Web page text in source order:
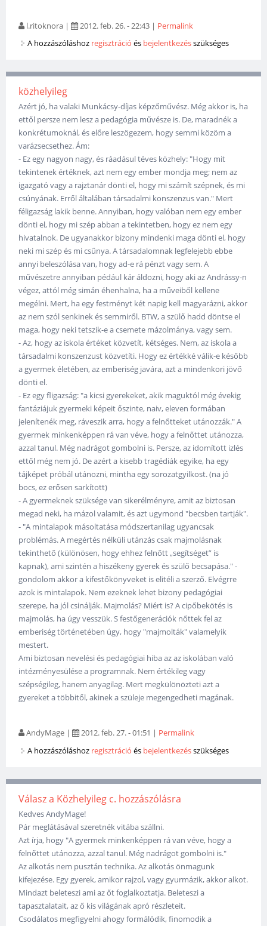
l.ritoknora | 2012. feb. 26. - 22:43 | Permalink
A hozzászóláshoz regisztráció és bejelentkezésszükséges
közhelyileg
Azért jó, ha valaki Munkácsy-díjas képzőművész. Még akkor is, ha
ettől persze nem lesz a pedagógia művésze is. De, maradnék a
konkrétumoknál, és előre leszögezem, hogy semmi közöm a
varázsecsethez. Ám:
- Ez egy nagyon nagy, és ráadásul téves közhely: "Hogy mit
tekintenek értéknek, azt nem egy ember mondja meg; nem az
igazgató vagy a rajztanár dönti el, hogy mi számít szépnek, és mi
csúnyának. Erről általában társadalmi konszenzus van." Mert
féligazság lakik benne. Annyiban, hogy valóban nem egy ember
dönti el, hogy mi szép abban a tekintetben, hogy ez nem egy
hivatalnok. De ugyanakkor bizony mindenki maga dönti el, hogy
neki mi szép és mi csűnya. A társadalomnak legfelejebb ebbe
annyi beleszólása van, hogy ad-e rá pénzt vagy sem. A
művészetre annyiban pédául kár áldozni, hogy aki az Andrássy-n
végez, attól még simán éhenhalna, ha a műveiből kellene
megélni. Mert, ha egy festményt két napig kell magyarázni, akkor
az nem szól senkinek és semmiről. BTW, a szülő hadd döntse el
maga, hogy neki tetszik-e a csemete mázolmánya, vagy sem.
- Az, hogy az iskola értéket közvetít, kétséges. Nem, az iskola a
társadalmi konszenzust közvetíti. Hogy ez értékké válik-e később
a gyermek életében, az emberiség javára, azt a mindenkori jövő
dönti el.
- Ez egy fligazság: "a kicsi gyerekeket, akik maguktól még évekig
fantáziájuk gyermeki képeit őszinte, naiv, eleven formában
jelenítenék meg, ráveszik arra, hogy a felnőtteket utánozzák." A
gyermek minkenképpen rá van véve, hogy a felnőttet utánozza,
azzal tanul. Még nadrágot gombolni is. Persze, az idomított izlés
ettől még nem jó. De azért a kisebb tragédiák egyike, ha egy
tájképet próbál utánozni, mintha egy sorozatgyilkost. (na jó
bocs, ez erősen sarkított)
- A gyermeknek szüksége van sikerélményre, amit az biztosan
megad neki, ha mázol valamit, és azt ugymond "becsben tartják".
- "A mintalapok másoltatása módszertanilag ugyancsak
problémás. A megértés nélküli utánzás csak majmolásnak
tekinthető (különösen, hogy ehhez felnőtt „segítséget” is
kapnak), ami szintén a hiszékeny gyerek és szülő becsapása." -
gondolom akkor a kifestőkönyveket is elitéli a szerző. Elvégrre
azok is mintalapok. Nem ezeknek lehet bizony pedagógiai
szerepe, ha jól csinálják. Majmolás? Miért is? A cipőbekötés is
majmolás, ha úgy vesszük. S festőgenerációk nőttek fel az
emberiség történetében úgy, hogy "majmolták" valamelyik
mestert.
Ami biztosan nevelési és pedagógiai hiba az az iskolában való
intézményesülése a programnak. Nem értékileg vagy
szépségileg, hanem anyagilag. Mert megkülönözteti azt a
gyereket a többitől, akinek a szüleje megengedheti magának.
AndyMage | 2012. feb. 27. - 01:51 | Permalink
A hozzászóláshoz regisztráció és bejelentkezésszükséges
Válasz a Közhelyileg c. hozzászólásra
Kedves AndyMage!
Pár meglátásával szeretnék vitába szállni.
Azt írja, hogy "A gyermek minkenképpen rá van véve, hogy a
felnőttet utánozza, azzal tanul. Még nadrágot gombolni is."
Az alkotás nem pusztán technika. Az alkotás önmagunk
kifejezése. Egy gyerek, amikor rajzol, vagy gyurmázik, akkor alkot.
Mindazt beleteszi ami az őt foglalkoztatja. Beleteszi a
tapasztalatait, az ő kis világának apró részleteit.
Csodálatos megfigyelni ahogy formálódik, finomodik a